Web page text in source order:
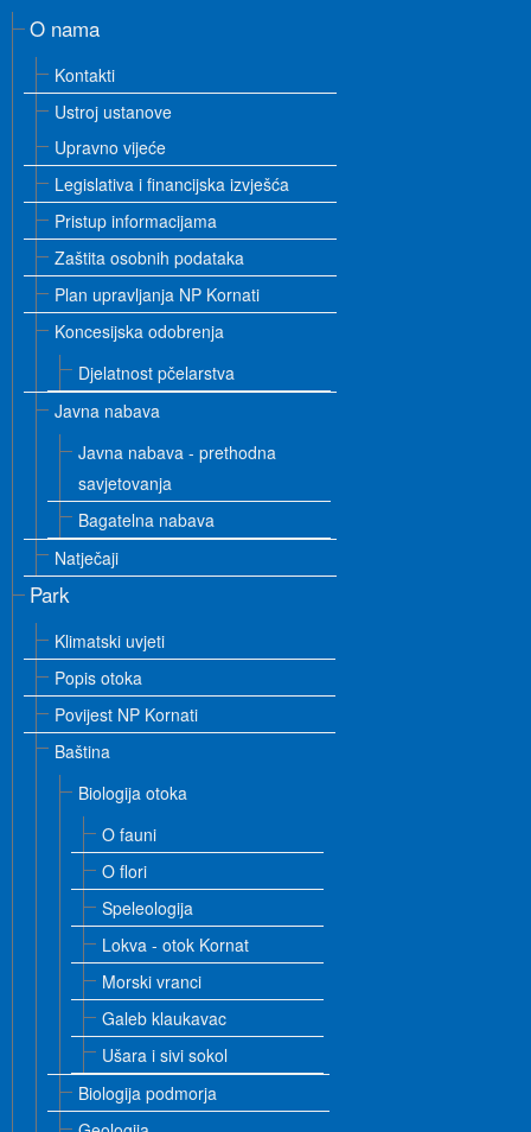
O nama
Kontakti
Ustroj ustanove
Upravno vijeće
Legislativa i financijska izvješća
Pristup informacijama
Zaštita osobnih podataka
Plan upravljanja NP Kornati
Koncesijska odobrenja
Djelatnost pčelarstva
Javna nabava
Javna nabava - prethodna
savjetovanja
Bagatelna nabava
Natječaji
Park
Klimatski uvjeti
Popis otoka
Povijest NP Kornati
Baština
Biologija otoka
O fauni
O flori
Speleologija
Lokva - otok Kornat
Morski vranci
Galeb klaukavac
Ušara i sivi sokol
Biologija podmorja